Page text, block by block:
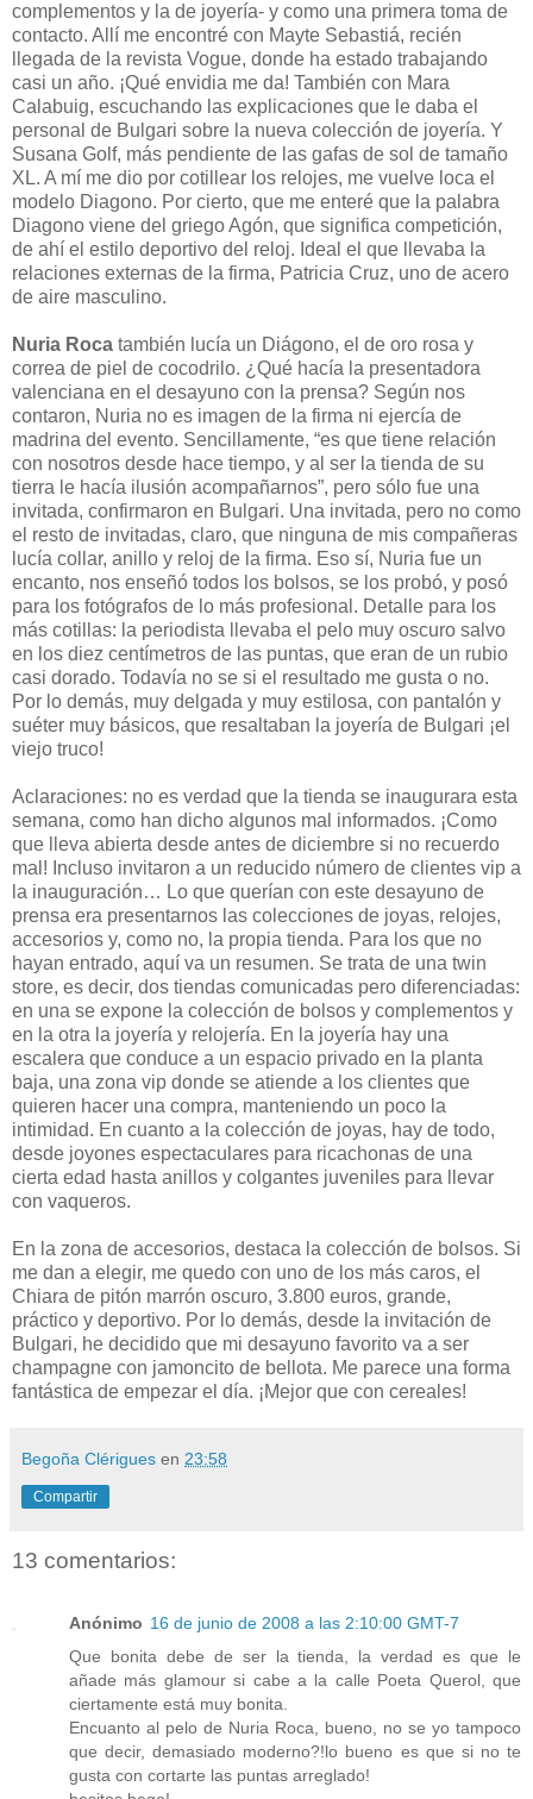
complementos y la de joyería- y como una primera toma de
contacto. Allí me encontré con Mayte Sebastiá, recién
llegada de la revista Vogue, donde ha estado trabajando
casi un año. ¡Qué envidia me da! También con Mara
Calabuig, escuchando las explicaciones que le daba el
personal de Bulgari sobre la nueva colección de joyería. Y
Susana Golf, más pendiente de las gafas de sol de tamaño
XL. A mí me dio por cotillear los relojes, me vuelve loca el
modelo Diagono. Por cierto, que me enteré que la palabra
Diagono viene del griego Agón, que significa competición,
de ahí el estilo deportivo del reloj. Ideal el que llevaba la
relaciones externas de la firma, Patricia Cruz, uno de acero
de aire masculino.
Nuria Roca también lucía un Diágono, el de oro rosa y
correa de piel de cocodrilo. ¿Qué hacía la presentadora
valenciana en el desayuno con la prensa? Según nos
contaron, Nuria no es imagen de la firma ni ejercía de
madrina del evento. Sencillamente, “es que tiene relación
con nosotros desde hace tiempo, y al ser la tienda de su
tierra le hacía ilusión acompañarnos”, pero sólo fue una
invitada, confirmaron en Bulgari. Una invitada, pero no como
el resto de invitadas, claro, que ninguna de mis compañeras
lucía collar, anillo y reloj de la firma. Eso sí, Nuria fue un
encanto, nos enseñó todos los bolsos, se los probó, y posó
para los fotógrafos de lo más profesional. Detalle para los
más cotillas: la periodista llevaba el pelo muy oscuro salvo
en los diez centímetros de las puntas, que eran de un rubio
casi dorado. Todavía no se si el resultado me gusta o no.
Por lo demás, muy delgada y muy estilosa, con pantalón y
suéter muy básicos, que resaltaban la joyería de Bulgari ¡el
viejo truco!
Aclaraciones: no es verdad que la tienda se inaugurara esta
semana, como han dicho algunos mal informados. ¡Como
que lleva abierta desde antes de diciembre si no recuerdo
mal! Incluso invitaron a un reducido número de clientes vip a
la inauguración… Lo que querían con este desayuno de
prensa era presentarnos las colecciones de joyas, relojes,
accesorios y, como no, la propia tienda. Para los que no
hayan entrado, aquí va un resumen. Se trata de una twin
store, es decir, dos tiendas comunicadas pero diferenciadas:
en una se expone la colección de bolsos y complementos y
en la otra la joyería y relojería. En la joyería hay una
escalera que conduce a un espacio privado en la planta
baja, una zona vip donde se atiende a los clientes que
quieren hacer una compra, manteniendo un poco la
intimidad. En cuanto a la colección de joyas, hay de todo,
desde joyones espectaculares para ricachonas de una
cierta edad hasta anillos y colgantes juveniles para llevar
con vaqueros.
En la zona de accesorios, destaca la colección de bolsos. Si
me dan a elegir, me quedo con uno de los más caros, el
Chiara de pitón marrón oscuro, 3.800 euros, grande,
práctico y deportivo. Por lo demás, desde la invitación de
Bulgari, he decidido que mi desayuno favorito va a ser
champagne con jamoncito de bellota. Me parece una forma
fantástica de empezar el día. ¡Mejor que con cereales!
Begoña Clérigues en 23:58
Compartir
13 comentarios:
Anónimo 16 de junio de 2008 a las 2:10:00 GMT-7
Que bonita debe de ser la tienda, la verdad es que le
añade más glamour si cabe a la calle Poeta Querol, que
ciertamente está muy bonita.
Encuanto al pelo de Nuria Roca, bueno, no se yo tampoco
que decir, demasiado moderno?!lo bueno es que si no te
gusta con cortarte las puntas arreglado!